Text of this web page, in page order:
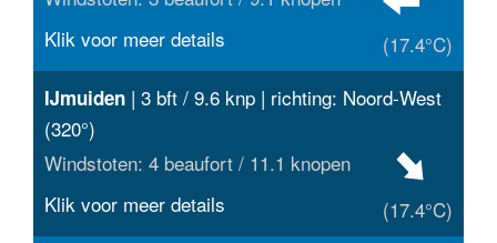
(17.4°C)
Klik voor meer details
IJmuiden | 3 bft / 9.6 knp | richting: Noord-West
(320°)
Windstoten: 4 beaufort / 11.1 knopen
(17.4°C)
Klik voor meer details